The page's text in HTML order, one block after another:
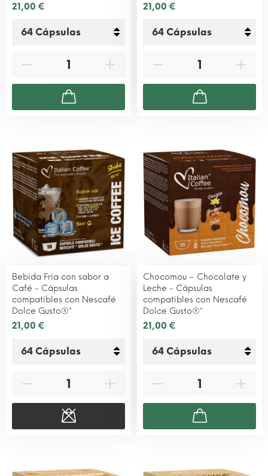
21,00 € 21,00 €
Bebida Fría con sabor a
Café - Cápsulas
compatibles con Nescafé
Dolce Gusto®*
21,00 €
Chocomou – Chocolate y
Leche - Cápsulas
compatibles con Nescafé
Dolce Gusto®*
21,00 €